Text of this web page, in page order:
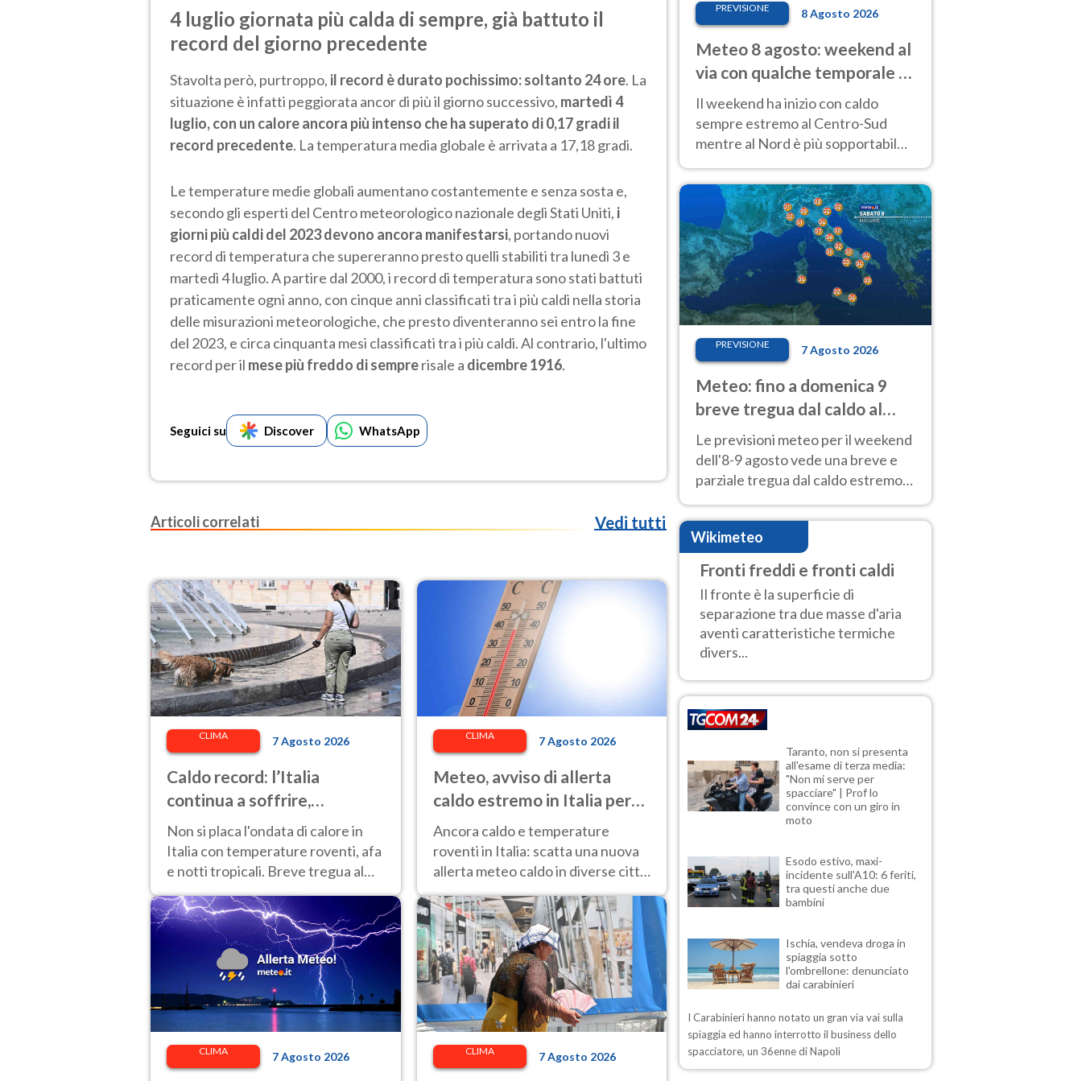
4 luglio giornata più calda di sempre, già battuto il
record del giorno precedente
Stavolta però, purtroppo, il record è durato pochissimo: soltanto 24 ore. La
situazione è infatti peggiorata ancor di più il giorno successivo, martedì 4
luglio, con un calore ancora più intenso che ha superato di 0,17 gradi il
record precedente. La temperatura media globale è arrivata a 17,18 gradi.
Le temperature medie globali aumentano costantemente e senza sosta e,
secondo gli esperti del Centro meteorologico nazionale degli Stati Uniti, i
giorni più caldi del 2023 devono ancora manifestarsi, portando nuovi
record di temperatura che supereranno presto quelli stabiliti tra lunedì 3 e
martedì 4 luglio. A partire dal 2000, i record di temperatura sono stati battuti
praticamente ogni anno, con cinque anni classificati tra i più caldi nella storia
delle misurazioni meteorologiche, che presto diventeranno sei entro la fine
del 2023, e circa cinquanta mesi classificati tra i più caldi. Al contrario, l'ultimo
record per il mese più freddo di semprerisale a dicembre 1916.
Seguici su Discover WhatsApp
Articoli correlati Vedi tutti
CLIMA 7 Agosto 2026
Caldo record: l’Italia
continua a soffrire,
temperature oltre 40°C e
afa per altri 10 giorni
Non si placa l'ondata di calore in
Italia con temperature roventi, afa
e notti tropicali. Breve tregua al
Nord.
CLIMA 7 Agosto 2026
Meteo, avviso di allerta
caldo estremo in Italia per
l'8 agosto 2026: le città a
rischio per il Ministero della
Salute
Ancora caldo e temperature
roventi in Italia: scatta una nuova
allerta meteo caldo in diverse città
contrassegnate dal bollino rosso e
giallo.
CLIMA 7 Agosto 2026 CLIMA 7 Agosto 2026
PREVISIONE 8 Agosto 2026
Meteo 8 agosto: weekend al
via con qualche temporale e
caldo estremo al Centro-Sud
Il weekend ha inizio con caldo
sempre estremo al Centro-Sud
mentre al Nord è più sopportabile
calore sui rilievi.
PREVISIONE 7 Agosto 2026
Meteo: fino a domenica 9
breve tregua dal caldo al
Nord! Altrove calura e afa
Le previsioni meteo per il weekend
dell'8-9 agosto vede una breve e
parziale tregua dal caldo estremo
al Nord mentre altrove persistono
40 gradi.
Wikimeteo
Fronti freddi e fronti caldi
Il fronte è la superficie di
separazione tra due masse d'aria
aventi caratteristiche termiche
divers...
Taranto, non si presenta
all'esame di terza media:
"Non mi serve per
spacciare" | Prof lo
convince con un giro in
moto
Esodo estivo, maxi-
incidente sull'A10: 6 feriti,
tra questi anche due
bambini
Ischia, vendeva droga in
spiaggia sotto
l'ombrellone: denunciato
dai carabinieri
I Carabinieri hanno notato un gran via vai sulla
spiaggia ed hanno interrotto il business dello
spacciatore, un 36enne di Napoli